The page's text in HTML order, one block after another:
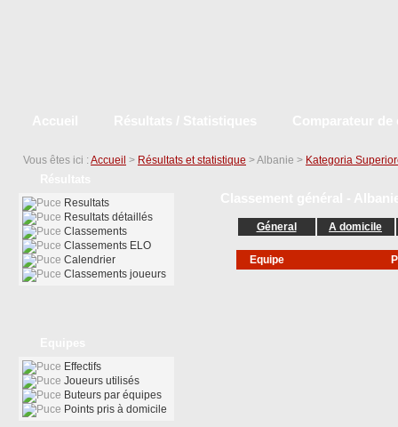
Vous êtes ici : Accueil > Résultats et statistique > Albanie > Kategoria
Géneral A domicile
Equipe
Resultats
Resultats détaillés
Classements
Classements ELO
Calendrier
Classements joueurs
Effectifs
Joueurs utilisés
Buteurs par équipes
Points pris à domicile